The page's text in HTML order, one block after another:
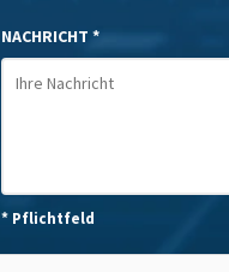
NACHRICHT *
* Pflichtfeld